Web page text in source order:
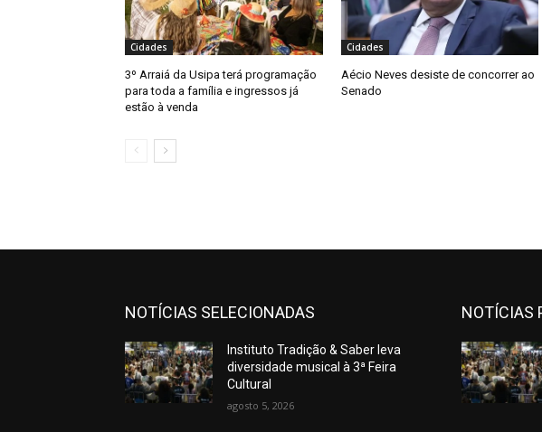
Cidades
3º Arraiá da Usipa terá programação
para toda a família e ingressos já
estão à venda
Cidades
Aécio Neves desiste de concorrer ao
Senado
NOTÍCIAS SELECIONADAS
Instituto Tradição & Saber leva
diversidade musical à 3ª Feira
Cultural
agosto 5, 2026
NOTÍCIAS